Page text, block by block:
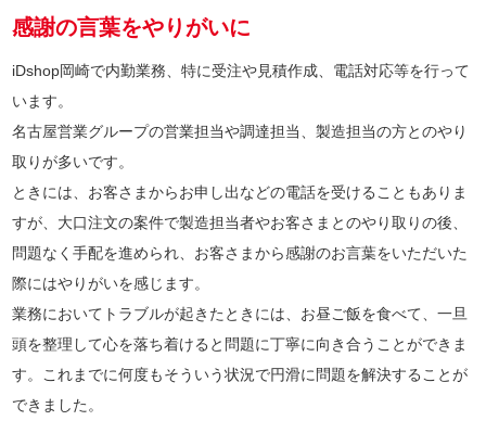
感謝の言葉をやりがいに
iDshop岡崎で内勤業務、特に受注や見積作成、電話対応等を行って
います。
名古屋営業グループの営業担当や調達担当、製造担当の方とのやり
取りが多いです。
ときには、お客さまからお申し出などの電話を受けることもありま
すが、大口注文の案件で製造担当者やお客さまとのやり取りの後、
問題なく手配を進められ、お客さまから感謝のお言葉をいただいた
際にはやりがいを感じます。
業務においてトラブルが起きたときには、お昼ご飯を食べて、一旦
頭を整理して心を落ち着けると問題に丁寧に向き合うことができま
す。これまでに何度もそういう状況で円滑に問題を解決することが
できました。